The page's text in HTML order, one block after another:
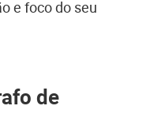
e foco do seu
de